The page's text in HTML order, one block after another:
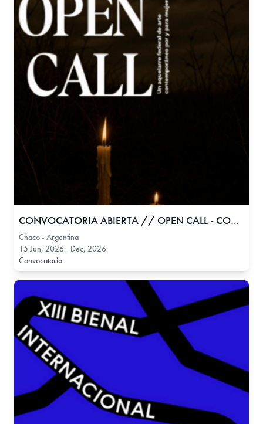
CONVOCATORIA ABIERTA // OPEN CALL - COVEN GALERÍA
Chaco - Argentina
15 Jun, 2026 - Dec, 2026
Convocatoria